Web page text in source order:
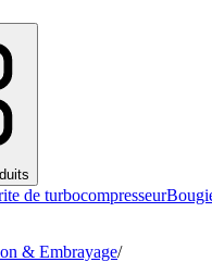
de turbocompresseur
& Embrayage/